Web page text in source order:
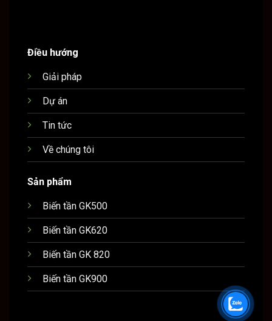
Điều hướng
Giải pháp
Dự án
Tin tức
Về chúng tôi
Sản phẩm
Biến tần GK500
Biến tần GK620
Biến tần GK 820
Biến tần GK900